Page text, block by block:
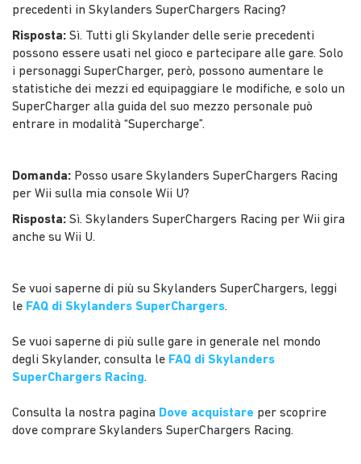
precedenti in Skylanders SuperChargers Racing?
Risposta: Sì. Tutti gli Skylander delle serie precedenti
possono essere usati nel gioco e partecipare alle gare. Solo
i personaggi SuperCharger, però, possono aumentare le
statistiche dei mezzi ed equipaggiare le modifiche, e solo un
SuperCharger alla guida del suo mezzo personale può
entrare in modalità “Supercharge”.
Domanda: Posso usare Skylanders SuperChargers Racing
per Wii sulla mia console Wii U?
Risposta: Sì. Skylanders SuperChargers Racing per Wii gira
anche su Wii U.
Se vuoi saperne di più su Skylanders SuperChargers, leggi
le FAQ di Skylanders SuperChargers.
Se vuoi saperne di più sulle gare in generale nel mondo
degli Skylander, consulta le FAQ di Skylanders
SuperChargers Racing.
Consulta la nostra pagina Dove acquistare per scoprire
dove comprare Skylanders SuperChargers Racing.